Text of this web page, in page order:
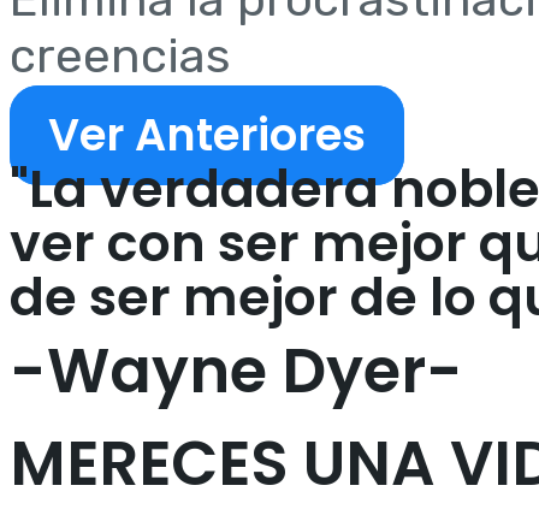
creencias
Ver Anteriores
"La verdadera
ver con ser mejor
de ser mejor de lo
-Wayne Dyer-
MERECES UNA